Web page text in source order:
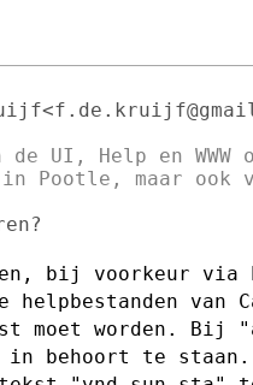
Help en WWW
Pootle, maar
bij voorkeur via
helpbestanden van
moet worden. Bij
in behoort te